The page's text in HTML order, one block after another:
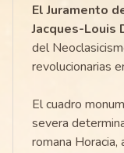
El Juramento
Jacques-Louis
del
revolucionarias
El cuadro
severa
romana Horacia,